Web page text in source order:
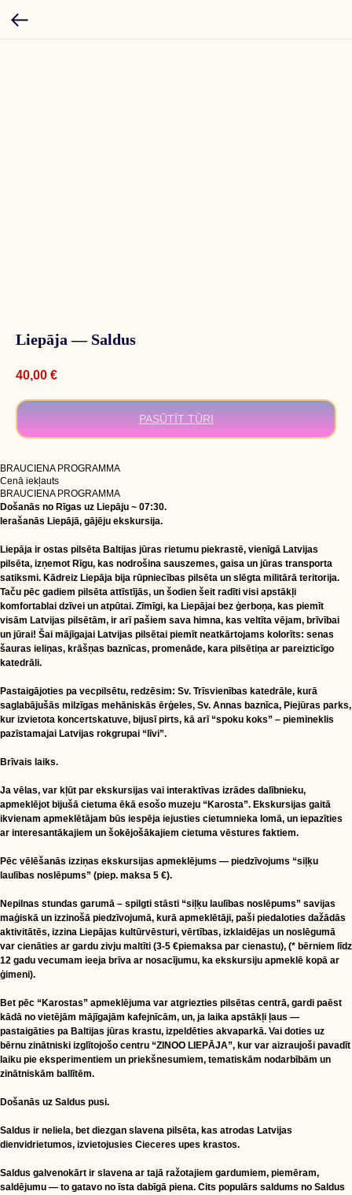
Liepāja — Saldus
40,00 €
PASŪTĪT TŪRI
BRAUCIENA PROGRAMMA
Cenā iekļauts
BRAUCIENA PROGRAMMA
Došanās no Rīgas uz Liepāju ~ 07:30.
Ierašanās Liepājā, gājēju ekskursija.
Liepāja ir ostas pilsēta Baltijas jūras rietumu piekrastē, vienīgā Latvijas
pilsēta, izņemot Rīgu, kas nodrošina sauszemes, gaisa un jūras transporta
satiksmi. Kādreiz Liepāja bija rūpniecības pilsēta un slēgta militārā teritorija.
Taču pēc gadiem pilsēta attīstījās, un šodien šeit radīti visi apstākļi
komfortablai dzīvei un atpūtai. Zīmīgi, ka Liepājai bez ģerboņa, kas piemīt
visām Latvijas pilsētām, ir arī pašiem sava himna, kas veltīta vējam, brīvībai
un jūrai! Šai mājīgajai Latvijas pilsētai piemīt neatkārtojams kolorīts: senas
šauras ieliņas, krāšņas baznīcas, promenāde, kara pilsētiņa ar pareizticīgo
katedrāli.
Pastaigājoties pa vecpilsētu, redzēsim: Sv. Trīsvienības katedrāle, kurā
saglabājušās milzīgas mehāniskās ērģeles, Sv. Annas baznīca, Piejūras parks,
kur izvietota koncertskatuve, bijusī pirts, kā arī “spoku koks” – piemineklis
pazīstamajai Latvijas rokgrupai “līvi”.
Brīvais laiks.
Ja vēlas, var kļūt par ekskursijas vai interaktīvas izrādes dalībnieku,
apmeklējot bijušā cietuma ēkā esošo muzeju “Karosta”. Ekskursijas gaitā
ikvienam apmeklētājam būs iespēja iejusties cietumnieka lomā, un iepazīties
ar interesantākajiem un šokējošākajiem cietuma vēstures faktiem.
Pēc vēlēšanās izziņas ekskursijas apmeklējums — piedzīvojums “siļķu
laulības noslēpums” (piep. maksa 5 €).
Nepilnas stundas garumā – spilgti stāsti “siļķu laulības noslēpums” savijas
maģiskā un izzinošā piedzīvojumā, kurā apmeklētāji, paši piedaloties dažādās
aktivitātēs, izzina Liepājas kultūrvēsturi, vērtības, izklaidējas un noslēgumā
var cienāties ar gardu zivju maltīti (3-5 €piemaksa par cienastu), (* bērniem līdz
12 gadu vecumam ieeja brīva ar nosacījumu, ka ekskursiju apmeklē kopā ar
ģimeni).
Bet pēc “Karostas” apmeklējuma var atgriezties pilsētas centrā, gardi paēst
kādā no vietējām mājīgajām kafejnīcām, un, ja laika apstākļi ļaus —
pastaigāties pa Baltijas jūras krastu, izpeldēties akvaparkā. Vai doties uz
bērnu zinātniski izglītojošo centru “ZINOO LIEPĀJA”, kur var aizraujoši pavadīt
laiku pie eksperimentiem un priekšnesumiem, tematiskām nodarbībām un
zinātniskām ballītēm.
Došanās uz Saldus pusi.
Saldus ir neliela, bet diezgan slavena pilsēta, kas atrodas Latvijas
dienvidrietumos, izvietojusies Cieceres upes krastos.
Saldus galvenokārt ir slavena ar tajā ražotajiem gardumiem, piemēram,
saldējumu — to gatavo no īsta dabīgā piena. Cits populārs saldums no Saldus